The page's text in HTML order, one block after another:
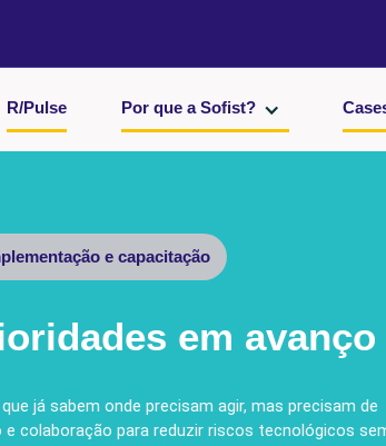
R/Pulse Por que a Sofist?
e capacitação
em avanço
já sabem onde precisam agir, mas precisam de
colaboração para reduzir riscos tecnológicos